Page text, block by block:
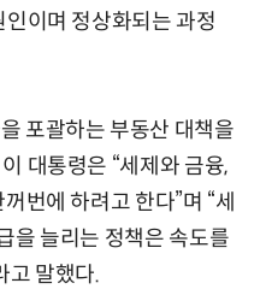
이며 정상화되는 과정
포괄하는 부동산 대책을
대통령은 “세제와 금융,
번에 하려고 한다”며 “세
을 늘리는 정책은 속도를
고 말했다.